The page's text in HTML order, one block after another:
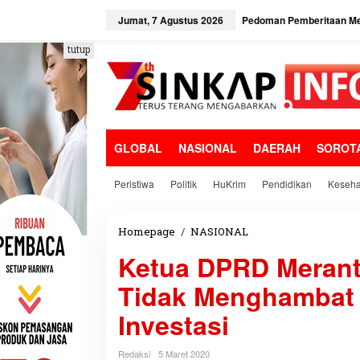
e
k
o
n
t
e
n
Jumat, 7 Agustus 2026 Pedoman Pemberitaan
GLOBAL NASIONAL DAERAH
Peristiwa Politik HuKrim Pendidikan
tutup
Homepage / NASIONAL
t
u
a
D
Ketua DPRD
Tidak
Investasi
Redaksi
5 Maret 2020